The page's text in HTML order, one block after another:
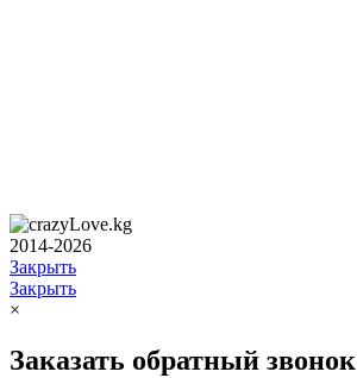
2014-2026
Закрыть
Закрыть
×
Заказать обратный звонок